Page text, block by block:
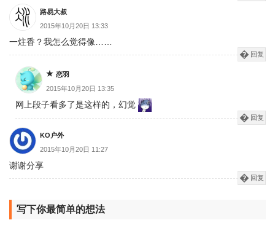
路易大叔
2015年10月20日 13:33
一炷香？我怎么觉得像……
回复
恋羽
2015年10月20日 13:35
网上段子看多了是这样的，幻觉
回复
KO户外
2015年10月20日 11:27
谢谢分享
回复
写下你最简单的想法